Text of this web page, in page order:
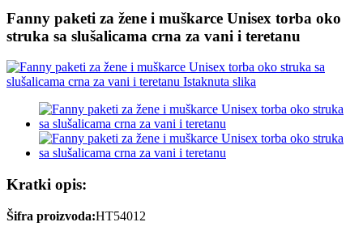
Fanny paketi za žene i muškarce Unisex torba oko
struka sa slušalicama crna za vani i teretanu
Kratki opis:
Šifra proizvoda:HT54012